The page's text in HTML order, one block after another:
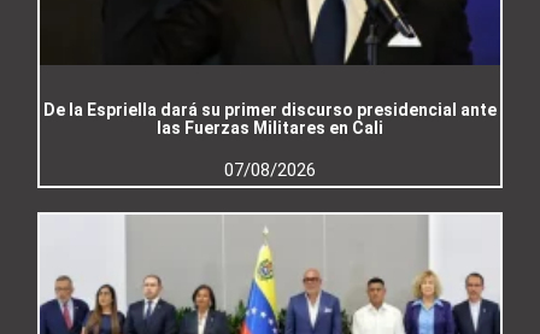
De la Espriella dará su primer discurso presidencial ante
las Fuerzas Militares en Cali
07/08/2026